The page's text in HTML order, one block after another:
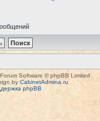
Software © phpBB Limited
by CabinetAdmina.ru
phpBB